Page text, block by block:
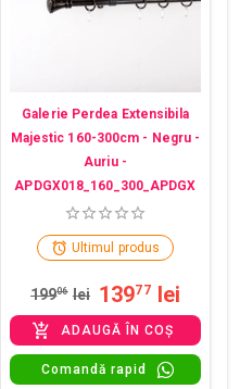
Galerie Perdea Extensibila
Majestic 160-300cm - Negru -
Auriu -
APDGX018_160_300_APDGX
Ultimul produs
19906 lei 13977 lei
ADAUGĂ ÎN COȘ
Comandă rapid